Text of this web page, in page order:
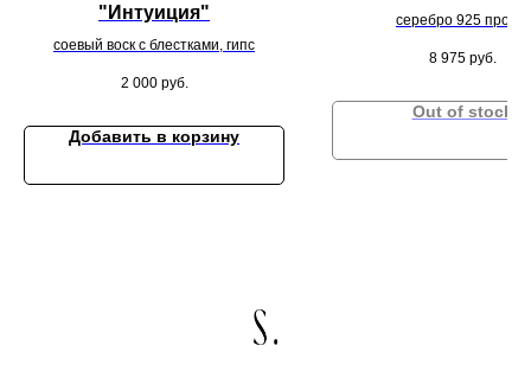
"Интуиция"
соевый воск с блестками, гипс
2 000 руб.
Добавить в корзину
серебро 925 пробы
8 975 руб.
Out of stock